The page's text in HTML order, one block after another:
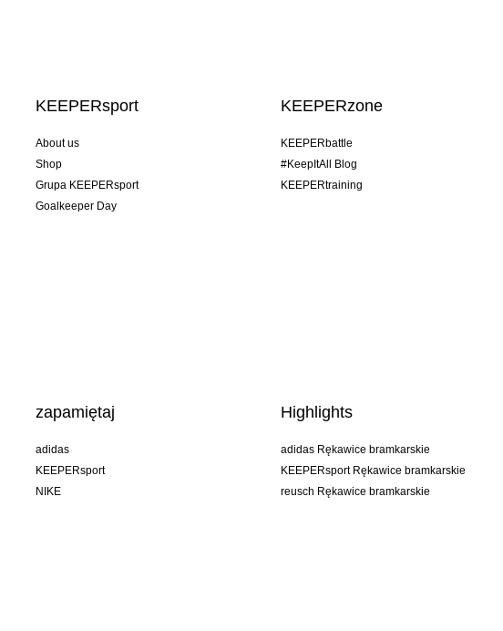
KEEPERsport
About us
Shop
Grupa KEEPERsport
Goalkeeper Day
KEEPERzone
KEEPERbattle
#KeepItAll Blog
KEEPERtraining
zapamiętaj
adidas
KEEPERsport
NIKE
Highlights
adidas Rękawice bramkarskie
KEEPERsport Rękawice bramkarskie
reusch Rękawice bramkarskie